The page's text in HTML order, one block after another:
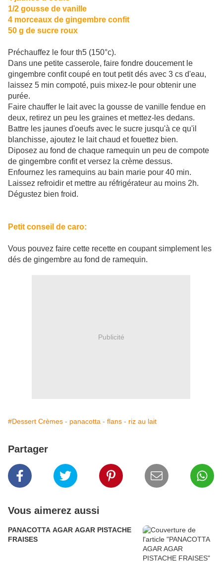
1/2 gousse de vanille
4 morceaux de gingembre confit
50 g de sucre roux
Préchauffez le four th5 (150°c).
Dans une petite casserole, faire fondre doucement le
gingembre confit coupé en tout petit dés avec 3 cs d'eau,
laissez 5 min compoté, puis mixez-le pour obtenir une
purée.
Faire chauffer le lait avec la gousse de vanille fendue en
deux, retirez un peu les graines et mettez-les dedans.
Battre les jaunes d'oeufs avec le sucre jusqu'à ce qu'il
blanchisse, ajoutez le lait chaud et fouettez bien.
Diposez au fond de chaque ramequin un peu de compote
de gingembre confit et versez la crème dessus.
Enfournez les ramequins au bain marie pour 40 min.
Laissez refroidir et mettre au réfrigérateur au moins 2h.
Dégustez bien froid.
Petit conseil de caro:
Vous pouvez faire cette recette en coupant simplement les
dés de gingembre au fond de ramequin.
Publicité
#Dessert Crèmes - panacotta - flans - riz au lait
Partager
Vous aimerez aussi
PANACOTTA AGAR AGAR PISTACHE
FRAISES